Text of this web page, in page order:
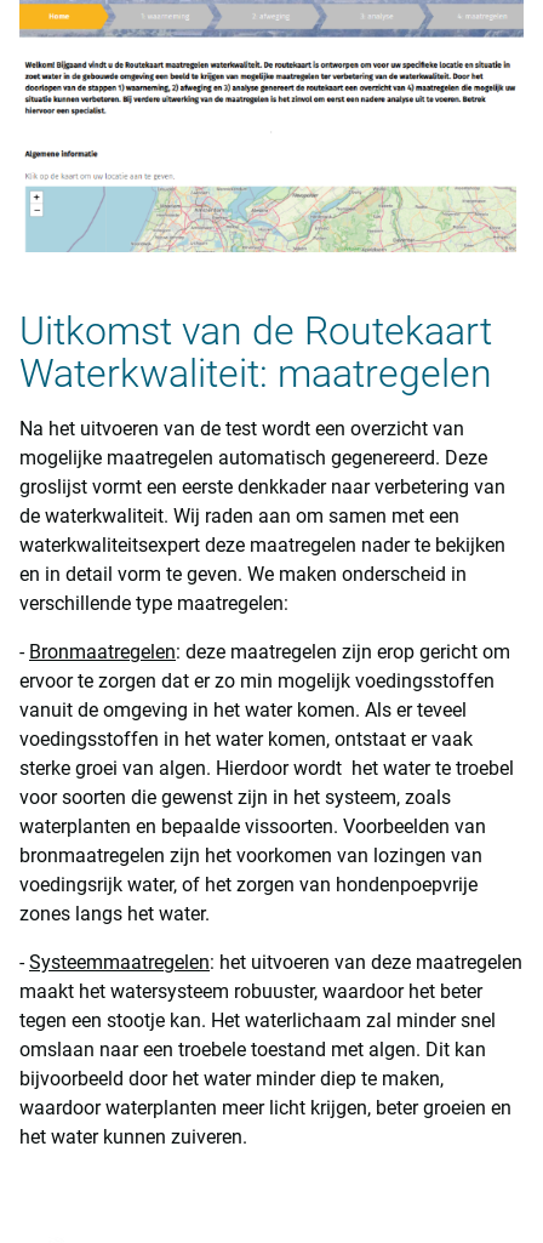
Uitkomst van de Routekaart
Waterkwaliteit: maatregelen
Na het uitvoeren van de test wordt een overzicht van
mogelijke maatregelen automatisch gegenereerd. Deze
groslijst vormt een eerste denkkader naar verbetering van
de waterkwaliteit. Wij raden aan om samen met een
waterkwaliteitsexpert deze maatregelen nader te bekijken
en in detail vorm te geven. We maken onderscheid in
verschillende type maatregelen:
- Bronmaatregelen: deze maatregelen zijn erop gericht om
ervoor te zorgen dat er zo min mogelijk voedingsstoffen
vanuit de omgeving in het water komen. Als er teveel
voedingsstoffen in het water komen, ontstaat er vaak
sterke groei van algen. Hierdoor wordt het water te troebel
voor soorten die gewenst zijn in het systeem, zoals
waterplanten en bepaalde vissoorten. Voorbeelden van
bronmaatregelen zijn het voorkomen van lozingen van
voedingsrijk water, of het zorgen van hondenpoepvrije
zones langs het water.
-Systeemmaatregelen: het uitvoeren van deze maatregelen
maakt het watersysteem robuuster, waardoor het beter
tegen een stootje kan. Het waterlichaam zal minder snel
omslaan naar een troebele toestand met algen. Dit kan
bijvoorbeeld door het water minder diep te maken,
waardoor waterplanten meer licht krijgen, beter groeien en
het water kunnen zuiveren.